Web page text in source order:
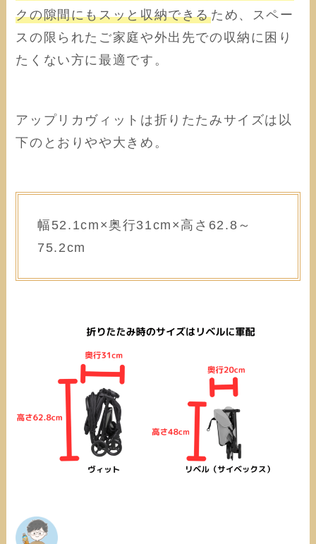
クの隙間にもスッと収納できるため、スペー
スの限られたご家庭や外出先での収納に困り
たくない方に最適です。
アップリカヴィットは折りたたみサイズは以
下のとおりやや大きめ。
幅52.1cm×奥行31cm×高さ62.8～
75.2cm